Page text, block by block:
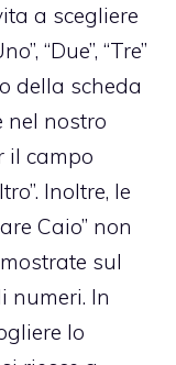
a scegliere
“Due”, “Tre”
della scheda
nel nostro
il campo
Inoltre, le
Caio” non
sul
numeri. In
lo